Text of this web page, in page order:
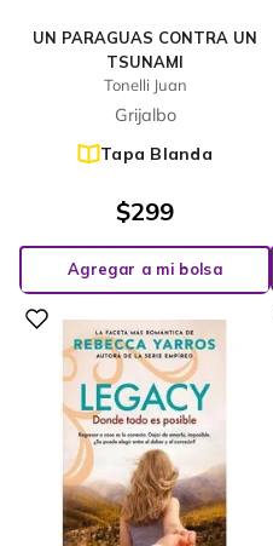
UN PARAGUAS CONTRA UN
TSUNAMI
Tonelli Juan
Grijalbo
Tapa Blanda
$299
Agregar a mi bolsa